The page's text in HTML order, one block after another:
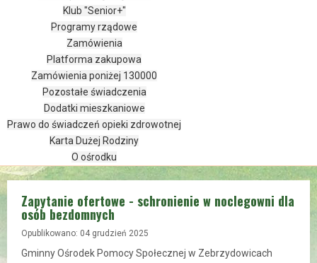
Klub "Senior+"
Programy rządowe
Zamówienia
Platforma zakupowa
Zamówienia poniżej 130000
Pozostałe świadczenia
Dodatki mieszkaniowe
Prawo do świadczeń opieki zdrowotnej
Karta Dużej Rodziny
O ośrodku
Zapytanie ofertowe - schronienie w noclegowni dla
osób bezdomnych
Opublikowano: 04 grudzień 2025
Gminny Ośrodek Pomocy Społecznej w Zebrzydowicach